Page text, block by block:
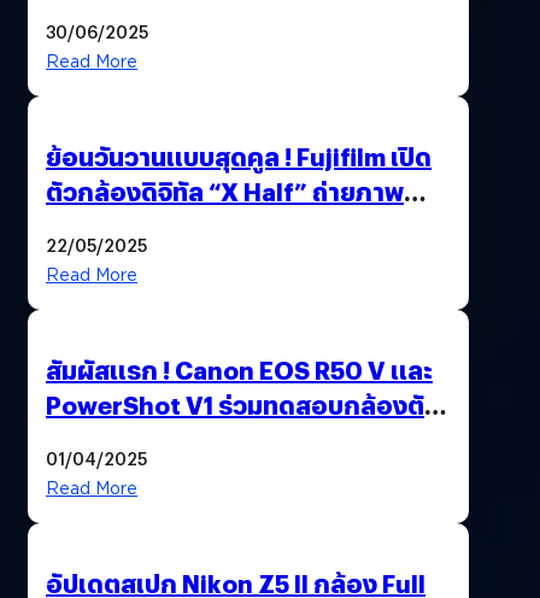
30/06/2025
Read More
ย้อนวันวานแบบสุดคูล ! Fujifilm เปิด
ตัวกล้องดิจิทัล “X Half” ถ่ายภาพ
22/05/2025
Read More
สัมผัสแรก ! Canon EOS R50 V และ
PowerShot V1 ร่วมทดสอบกล้องตัว
01/04/2025
Read More
อัปเดตสเปก Nikon Z5 II กล้อง Full